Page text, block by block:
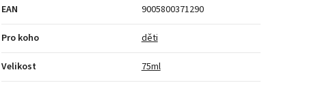
EAN 9005800371290
Pro koho děti
Velikost 75ml